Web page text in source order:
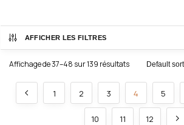
AFFICHER LES FILTRES
Affichage de 37–48 sur 139 résultats
1 2 3 4 5
10 11 12